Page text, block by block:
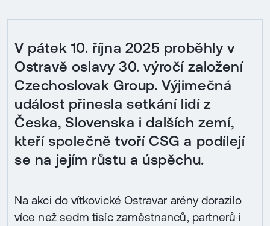
V pátek 10. října 2025 proběhly v
Ostravě oslavy 30. výročí založení
Czechoslovak Group. Výjimečná
událost přinesla setkání lidí z
Česka, Slovenska i dalších zemí,
kteří společně tvoří CSG a podílejí
se na jejím růstu a úspěchu.
Na akci do vítkovické Ostravar arény dorazilo
více než sedm tisíc zaměstnanců, partnerů i